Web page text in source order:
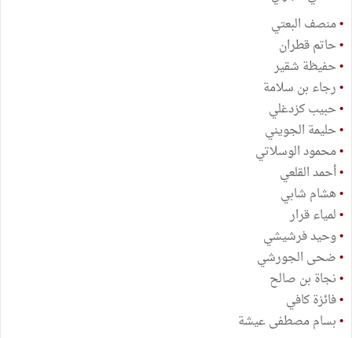
•منصف البعتي
•حاتم قطران
•حفيظة شقير
•رجاء بن سلامة
•حبيب كزدغلي
•حليمة الجويني
•محمود الوسلاتي
•أحمد القلعي
•هشام شابي
•لمياء قرار
•وحيد فرشيشي
•ضحى الجورشي
•نجاة بن صالح
•فائزة كافي
•بسام مصطفى عيشة